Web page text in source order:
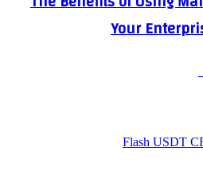
Your
Flash USDT